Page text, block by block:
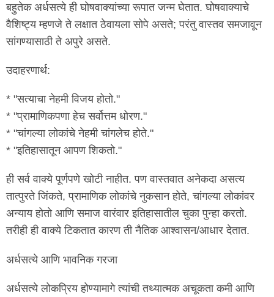
बहुतेक अर्धसत्ये ही घोषवाक्यांच्या रूपात जन्म घेतात. घोषवाक्याचे
वैशिष्ट्य म्हणजे ते लक्षात ठेवायला सोपे असते; परंतु वास्तव समजावून
सांगण्यासाठी ते अपुरे असते.
उदाहरणार्थ:
* "सत्याचा नेहमी विजय होतो."
* "प्रामाणिकपणा हेच सर्वोत्तम धोरण."
* "चांगल्या लोकांचे नेहमी चांगलेच होते."
* "इतिहासातून आपण शिकतो."
ही सर्व वाक्ये पूर्णपणे खोटी नाहीत. पण वास्तवात अनेकदा असत्य
तात्पुरते जिंकते, प्रामाणिक लोकांचे नुकसान होते, चांगल्या लोकांवर
अन्याय होतो आणि समाज वारंवार इतिहासातील चुका पुन्हा करतो.
तरीही ही वाक्ये टिकतात कारण ती नैतिक आश्वासन/आधार देतात.
अर्धसत्ये आणि भावनिक गरजा
अर्धसत्ये लोकप्रिय होण्यामागे त्यांची तथ्यात्मक अचूकता कमी आणि